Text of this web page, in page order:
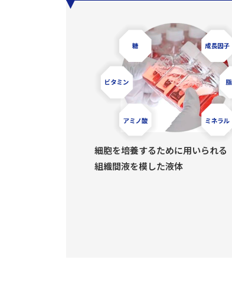
細胞を培養するために用いられる
組織間液を模した液体